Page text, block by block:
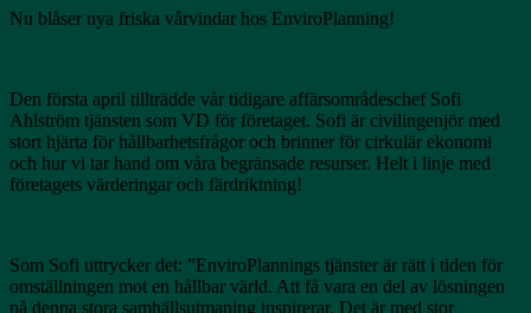
Nu blåser nya friska vårvindar hos EnviroPlanning!
Den första april tillträdde vår tidigare affärsområdeschef Sofi
Ahlström tjänsten som VD för företaget. Sofi är civilingenjör med
stort hjärta för hållbarhetsfrågor och brinner för cirkulär ekonomi
och hur vi tar hand om våra begränsade resurser. Helt i linje med
företagets värderingar och färdriktning!
Som Sofi uttrycker det: ”EnviroPlannings tjänster är rätt i tiden för
omställningen mot en hållbar värld. Att få vara en del av lösningen
på denna stora samhällsutmaning inspirerar. Det är med stor